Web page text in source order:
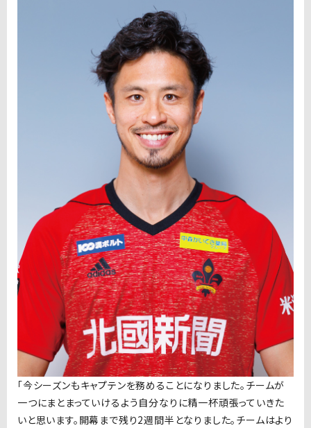
「今シーズンもキャプテンを務めることになりました。チームが
一つにまとまっていけるよう自分なりに精一杯頑張っていきた
いと思います。開幕まで残り2週間半となりました。チームはより